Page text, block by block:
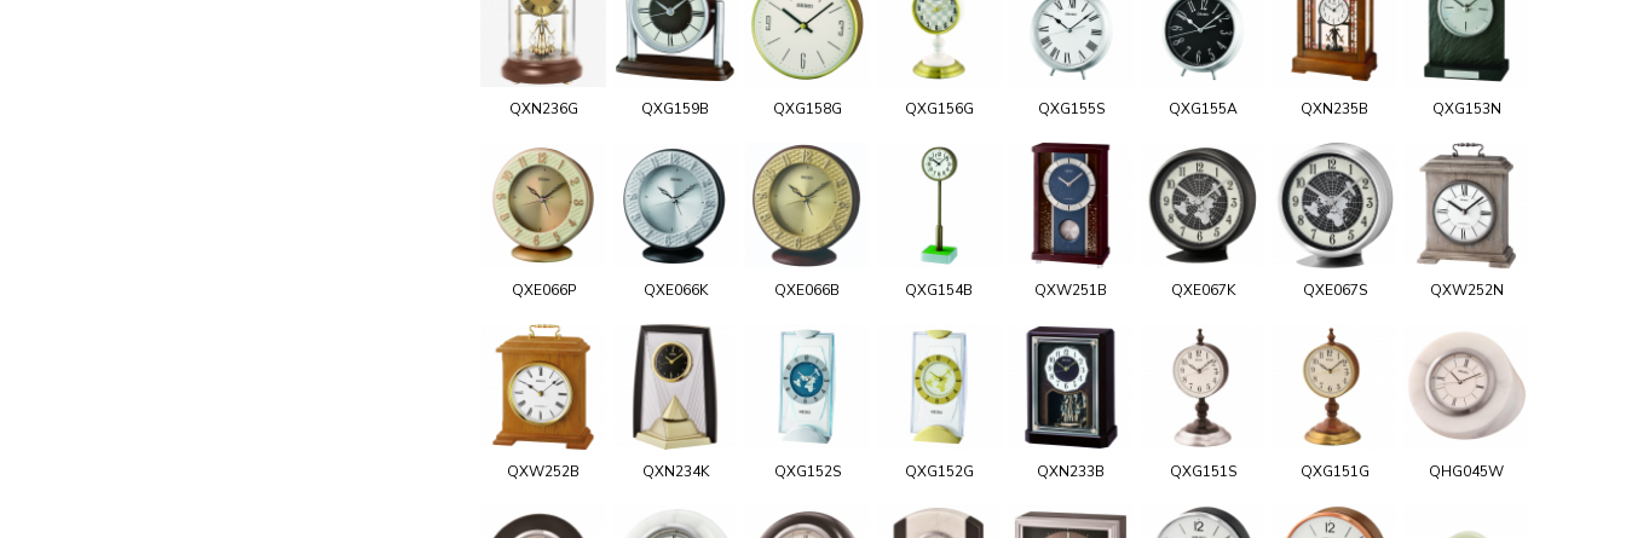
QXN236G QXG159B QXG158G QXG156G QXG155S QXG155A QXN235B QXG153N
QXE066P QXE066K QXE066B QXG154B QXW251B QXE067K QXE067S QXW252N
QXW252B QXN234K QXG152S QXG152G QXN233B QXG151S QXG151G QHG045W